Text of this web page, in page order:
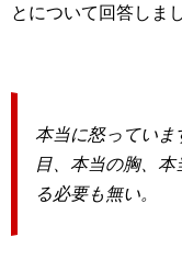
とについて回答しま
本当に怒ってい
目、本当の胸、
る必要も無い。